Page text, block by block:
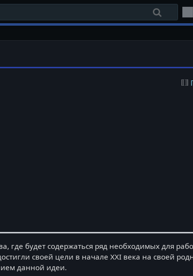
где будет содержаться ряд необходимых для
своей цели в начале XXI века на своей
данной идеи.